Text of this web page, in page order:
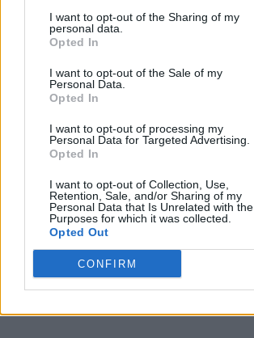
I want to opt-out of the Sharing of my
personal data.
Opted In
I want to opt-out of the Sale of my
Personal Data.
Opted In
I want to opt-out of processing my
Personal Data for Targeted Advertising.
Opted In
I want to opt-out of Collection, Use,
Retention, Sale, and/or Sharing of my
Personal Data that Is Unrelated with the
Purposes for which it was collected.
Opted Out
CONFIRM
Arhiva sondajelor
ad